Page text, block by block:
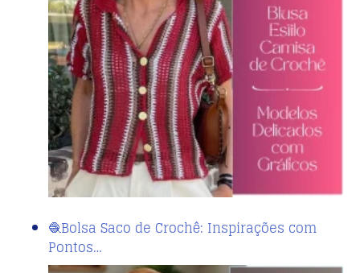
🧶Bolsa Saco de Crochê: Inspirações com
Pontos…